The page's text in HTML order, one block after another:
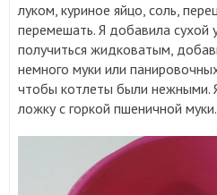
луком, куриное яйцо, соль,
перемешать. Я добавила
получиться жидковатым,
немного муки или
чтобы котлеты были нежными.
ложку с горкой пшеничной муки.